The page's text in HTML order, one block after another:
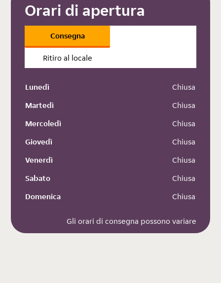
Orari di apertura
Consegna
Ritiro al locale
Lunedì
Chiusa
Martedì
Chiusa
Mercoledì
Chiusa
Giovedì
Chiusa
Venerdì
Chiusa
Sabato
Chiusa
Domenica
Chiusa
Gli orari di consegna possono variare